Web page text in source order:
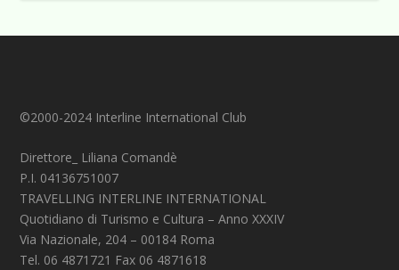
©2000-2024 Interline International Club
Direttore_ Liliana Comandè
P.I. 04136751007
TRAVELLING INTERLINE INTERNATIONAL
Quotidiano di Turismo e Cultura – Anno XXXIV
Via Nazionale, 204 – 00184 Roma
Tel. 06 4871721 Fax 06 4871618